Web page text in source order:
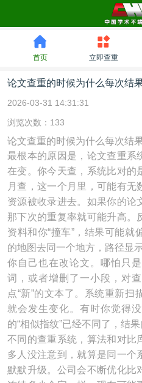
首页 立即查重
论文查重的时候为什么每次结
2026-03-31 14:31:31
浏览次数：133
论文查重的时候为什么每次结
最根本的原因是，论文查重系
在变。你今天查，系统比对的
月查，这一个月里，可能有无
资源被收录进去。如果你的论
那下次的重复率就可能升高。
资料和你“撞车”，结果可能就
的地图去同一个地方，路径显
你自己也在改论文。哪怕只
词，或者增删了一小段，对
点“新”的文本了。系统重新
就会发生变化。有时你觉得
的“相似指纹”已经不同了，结果
不同的查重系统，算法和对比
多人没注意到，就算是同一个
默默升级。公司会不断优化比